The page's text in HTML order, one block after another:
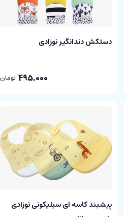
دستکش دندانگیر نوزادی
495,000 تومان
پیشبند کاسه ای سیلیکونی نوزادی